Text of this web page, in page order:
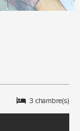
3 chambre(s)